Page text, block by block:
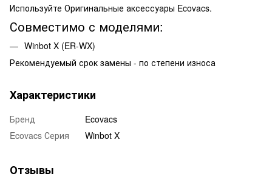
Используйте Оригинальные аксессуары Ecovacs.
Совместимо с моделями:
Winbot X (ER-WX)
Рекомендуемый срок замены - по степени износа
Характеристики
Бренд
Ecovacs
Ecovacs Серия
Winbot X
Отзывы